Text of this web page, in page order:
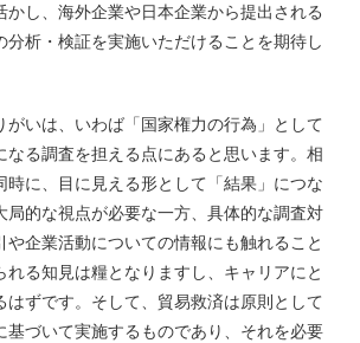
かし、海外企業や日本企業から提出される
分析・検証を実施いただけることを期待し
がいは、いわば「国家権力の行為」として
なる調査を担える点にあると思います。相
時に、目に見える形として「結果」につな
局的な視点が必要な一方、具体的な調査対
や企業活動についての情報にも触れること
れる知見は糧となりますし、キャリアにと
はずです。そして、貿易救済は原則として
基づいて実施するものであり、それを必要